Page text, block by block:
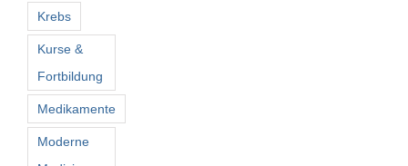
Krebs
Kurse &
Fortbildung
Medikamente
Moderne